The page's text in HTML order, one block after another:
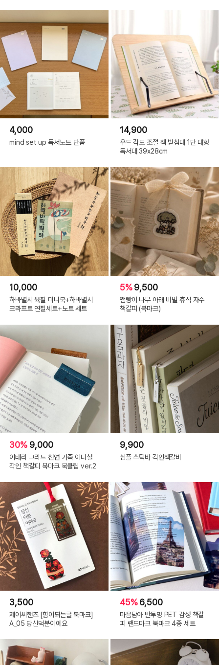
4,000
mind set up 독서노트 단품
14,900
우드 각도 조절 책 받침대 1단 대형
독서대 39x28cm
10,000
하바별시 육필 미니북+하바별시
크라프트 연필세트+노트 세트
5%9,500
쨈빵이 나무 아래 비밀 휴식 자수
책갈피 (북마크)
30% 9,000
이태리 그리드 천연 가죽 이니셜
각인 책갈피 북마크 북클립 ver.2
9,900
심플 스틱바 각인책갈비
3,500
제이씨핸즈 [힘이되는글 북마크]
A_05 당신덕분이에요
45%6,500
마음담아 반투명 PET 감성 책갈
피 랜드마크 북마크 4종 세트